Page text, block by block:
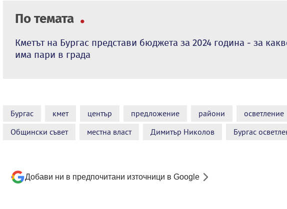
По темата
Кметът на Бургас представи бюджета за 2024 година - за
има пари в града
Бургас кмет център предложение райони осветление
Общински съвет
местна власт Димитър Николов Бургас
Добави ни в предпочитани източници в Google